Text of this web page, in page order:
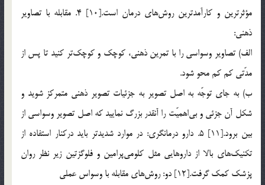
مؤثرترين و كارآمدترين روش‌هاي درمان است.[10] 4. مقابله با تصاوير
ذهني:
الف) تصاوير وسواسي را با تمرين ذهني، كوچك و كوچك‌تر كنيد تا پس از
مدّتي كم كم محو شود.
ب) به جاي توجّه به اصل تصوير به جزئيات تصوير ذهني متمركز شويد و
شكل آن جزئي و بي‌اهميّت را آنقدر بزرگ نماييد كه اصل تصوير وسواسي از
بين برود.[11] 5. دارو درمانگري: در موارد شديدتر بايد دركنار استفاده از
تكنيك‌‌هاي بالا از داروهايي مثل كلومي‌پرامين و فلوگزتين زير نظر روان
پزشك كمك گرفت.[12] دو: روش‌هاي مقابله با وسواس عملي